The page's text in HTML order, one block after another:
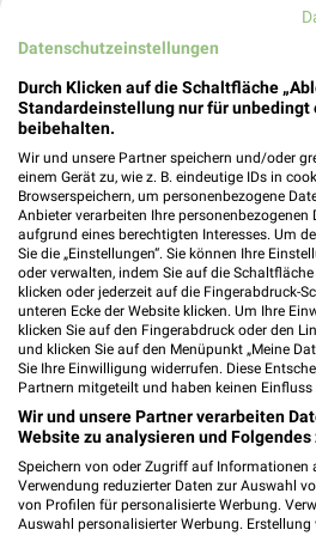
Abensberger Str. 36
84048 Mainburg
Heute
445,72 km • Angebote:
Angebote-Kalender für
Mainburg und
Aug.
03Mo 04Di 05 Mi
Datenschutzeinstellungen
Durch Klicken auf die Schaltfläche
Standardeinstellung nur für
beibehalten.
Wir und unsere Partner speichern und/oder
einem Gerät zu, wie z. B. eindeutige IDs in
Browserspeichern, um personenbezogene
Anbieter verarbeiten Ihre personenbezogenen
aufgrund eines berechtigten Interesses. Um
Sie die „Einstellungen“. Sie können Ihre
oder verwalten, indem Sie auf die Schaltfläche
klicken oder jederzeit auf die Fingerabdruck-
unteren Ecke der Website klicken. Um Ihre
klicken Sie auf den Fingerabdruck oder den
und klicken Sie auf den Menüpunkt „Meine
Sie Ihre Einwilligung widerrufen. Diese
Partnern mitgeteilt und haben keinen Einfluss
Wir und unsere Partner verarbeiten
Website zu analysieren und Folgendes
Speichern von oder Zugriff auf Informationen
Verwendung reduzierter Daten zur Auswahl
von Profilen für personalisierte Werbung.
Auswahl personalisierter Werbung.